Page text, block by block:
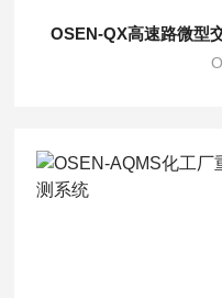
OSEN-QX高速路微型